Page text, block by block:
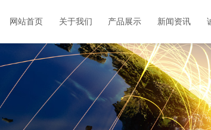
网站首页 关于我们
公司简介
企业文化
组织机构
荣誉资质
产品展示
箱式变电站系列
电缆分支箱/开闭所系列
高压成套开关柜系列
低压成套开关柜系列
变压器系列
新闻资讯
公司新闻
技术动态